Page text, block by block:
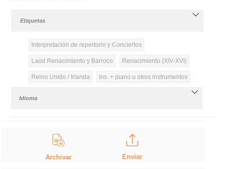
Etiquetas
Interpretación de repertorio y Conciertos
Laúd Renacimiento y Barroco Renacimiento (XIV-XVI)
Reino Unido / Irlanda Ins. + piano u otros instrumentos
Idioma
Archivar Enviar